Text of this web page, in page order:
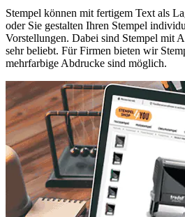
Stempel können mit fertigem Text als
oder Sie gestalten Ihren Stempel
Vorstellungen. Dabei sind Stempel mit
sehr beliebt. Für Firmen bieten wir
mehrfarbige Abdrucke sind möglich.